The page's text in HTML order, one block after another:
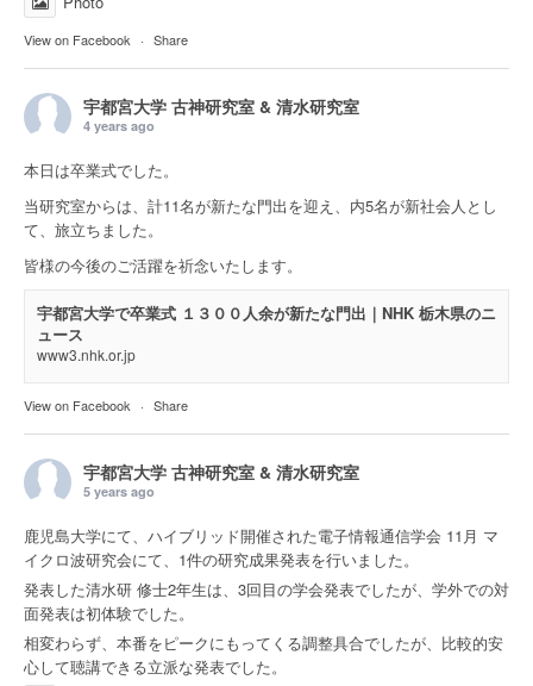
View on Facebook · Share
宇都宮大学 古神研究室 & 清水研究室
4 years ago
本日は卒業式でした。
当研究室からは、計11名が新たな門出を迎え、内5名が新社会人とし
て、旅立ちました。
皆様の今後のご活躍を祈念いたします。
宇都宮大学で卒業式 １３００人余が新たな門出｜NHK 栃木県のニ
ュース
www3.nhk.or.jp
View on Facebook · Share
宇都宮大学 古神研究室 & 清水研究室
5 years ago
鹿児島大学にて、ハイブリッド開催された電子情報通信学会 11月 マ
イクロ波研究会にて、1件の研究成果発表を行いました。
発表した清水研 修士2年生は、3回目の学会発表でしたが、学外での対
面発表は初体験でした。
相変わらず、本番をピークにもってくる調整具合でしたが、比較的安
心して聴講できる立派な発表でした。